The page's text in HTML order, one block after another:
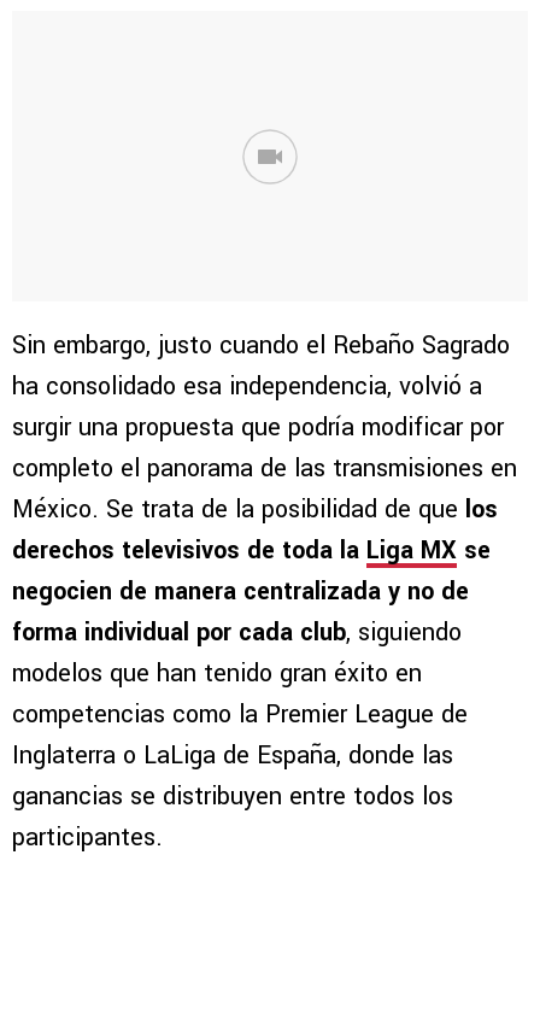
Sin embargo, justo cuando el Rebaño Sagrado
ha consolidado esa independencia, volvió a
surgir una propuesta que podría modificar por
completo el panorama de las transmisiones en
México. Se trata de la posibilidad de que los
derechos televisivos de toda la Liga MX se
negocien de manera centralizada y no de
forma individual por cada club, siguiendo
modelos que han tenido gran éxito en
competencias como la Premier League de
Inglaterra o LaLiga de España, donde las
ganancias se distribuyen entre todos los
participantes.